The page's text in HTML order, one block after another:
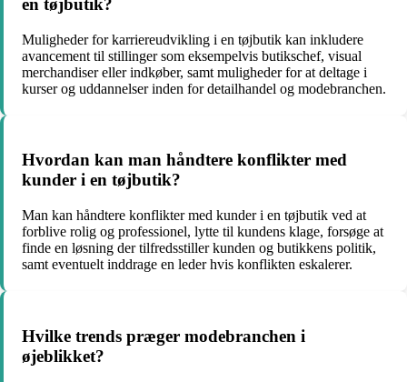
en tøjbutik?
Muligheder for karriereudvikling i en tøjbutik kan inkludere
avancement til stillinger som eksempelvis butikschef, visual
merchandiser eller indkøber, samt muligheder for at deltage i
kurser og uddannelser inden for detailhandel og modebranchen.
Hvordan kan man håndtere konflikter med
kunder i en tøjbutik?
Man kan håndtere konflikter med kunder i en tøjbutik ved at
forblive rolig og professionel, lytte til kundens klage, forsøge at
finde en løsning der tilfredsstiller kunden og butikkens politik,
samt eventuelt inddrage en leder hvis konflikten eskalerer.
Hvilke trends præger modebranchen i
øjeblikket?